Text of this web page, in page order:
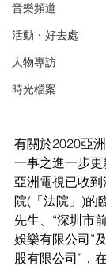
音樂頻道
活動・好去處
人物專訪
時光檔案
有關於2020亞
一事之進一步
亞洲電視已收
院(「法院」)的
先生、“深圳市
娛樂有限公司”
股有限公司”，